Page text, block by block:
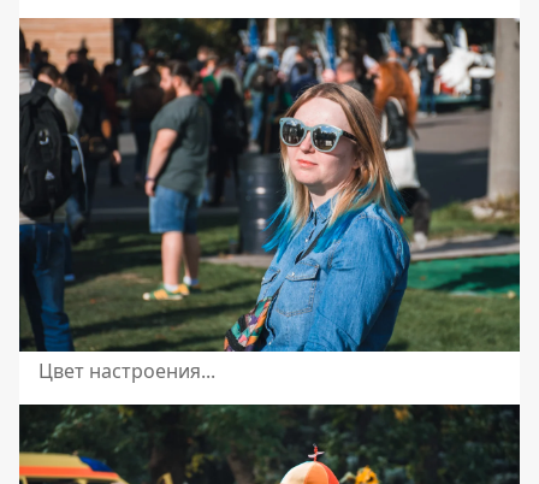
Цвет настроения...